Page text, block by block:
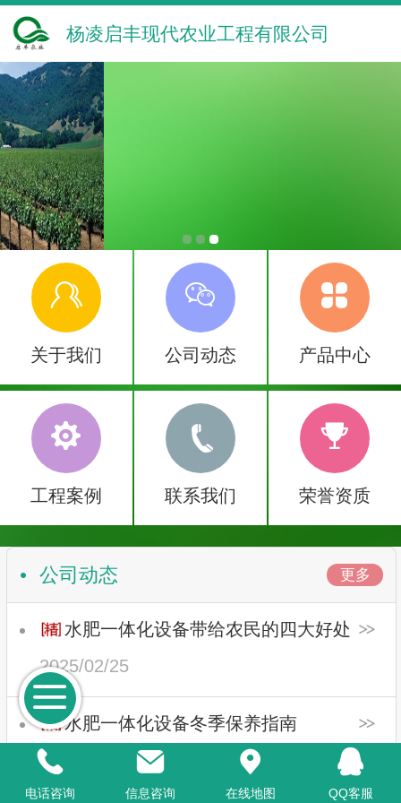
杨凌启丰现代农业工程有限公司
关于我们 公司动态 产品中心
工程案例 联系我们 荣誉资质
公司动态 更多
水肥一体化设备带给农民的四大好处
2025/02/25
水肥一体化设备冬季保养指南
2023/10/31
电话咨询 信息咨询 在线地图 QQ客服